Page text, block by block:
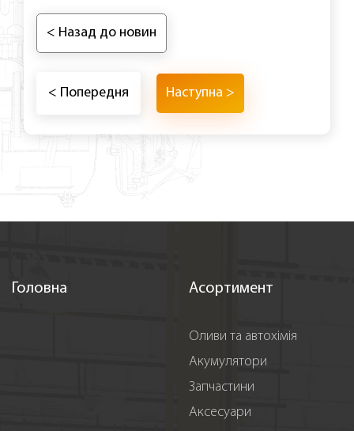
< Назад до новин
< Попередня Наступна >
Головна Асортимент
Оливи та автохімія
Акумулятори
Запчастини
Аксесуари